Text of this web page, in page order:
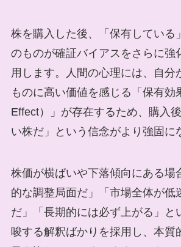
株を購入した後、「保有している
のものが確証バイアスをさらに強
用します。人間の心理には、自分
ものに高い価値を感じる「保有効
Effect）」が存在するため、購入
い株だ」という信念がより強固に
株価が横ばいや下落傾向にある場
的な調整局面だ」「市場全体が低
だ」「長期的には必ず上がる」と
唆する解釈ばかりを採用し、本質